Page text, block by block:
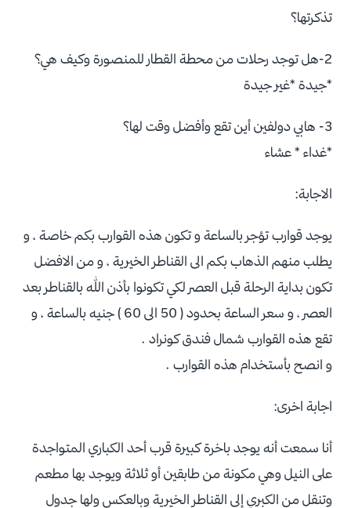
تذكرتها؟
2-هل توجد رحلات من محطة القطار للمنصورة وكيف هي؟
*جيدة *غير جيدة
3- هابي دولفين أين تقع وأفضل وقت لها؟
*غداء * عشاء
الاجابة:
يوجد قوارب تؤجر بالساعة و تكون هذه القوارب بكم خاصة ، و
يطلب منهم الذهاب بكم الى القناطر الخيرية ، و من الافضل
تكون بداية الرحلة قبل العصر لكي تكونوا بأذن الله بالقناطر بعد
العصر ، و سعر الساعة بحدود ( 50 الى 60 ) جنيه بالساعة ، و
تقع هذه القوارب شمال فندق كونراد .
و انصح بأستخدام هذه القوارب .
اجابة اخرى:
أنا سمعت أنه يوجد باخرة كبيرة قرب أحد الكباري المتواجدة
على النيل وهي مكونة من طابقين أو ثلاثة ويوجد بها مطعم
وتنقل من الكبري إلى القناطر الخيرية وبالعكس ولها جدول